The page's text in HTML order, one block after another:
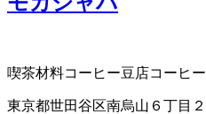
喫茶材料コーヒー豆店コーヒ
東京都世田谷区南烏山６丁目